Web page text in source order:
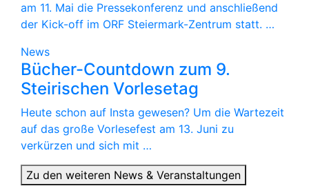
am 11. Mai die Pressekonferenz und anschließend
der Kick-off im ORF Steiermark-Zentrum statt. …
News
Bücher-Countdown zum 9.
Steirischen Vorlesetag
Heute schon auf Insta gewesen? Um die Wartezeit
auf das große Vorlesefest am 13. Juni zu
verkürzen und sich mit …
Zu den weiteren News & Veranstaltungen